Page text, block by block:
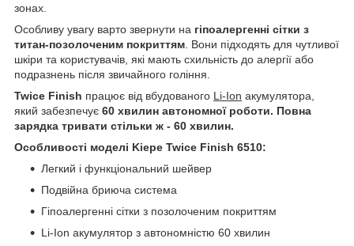
зонах.
Особливу увагу варто звернути на гіпоалергенні сітки з
титан-позолоченим покриттям . Вони підходять для чутливої
шкіри та користувачів, які мають схильність до алергії або
подразнень після звичайного гоління.
Twice Finish працює від вбудованого Li-Ion акумулятора,
який забезпечує 60 хвилин автономної роботи. Повна
зарядка тривати стільки ж - 60 хвилин.
Особливості моделі Kiepe Twice Finish 6510:
Легкий і функціональний шейвер
Подвійна бриюча система
Гіпоалергенні сітки з позолоченим покриттям
Li-Ion акумулятор з автономністю 60 хвилин